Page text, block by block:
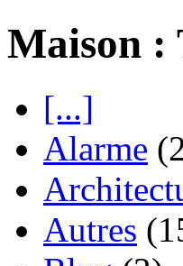
Maison :
[...]
Alarme
Autres